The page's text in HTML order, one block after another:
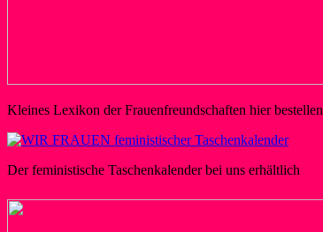
Kleines Lexikon der Frauenfreundschaften hier bestellen
Der feministische Taschenkalender bei uns erhältlich